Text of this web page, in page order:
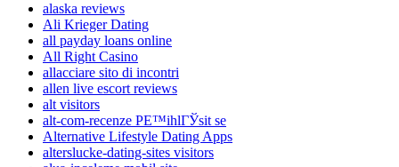
alaska reviews
Ali Krieger Dating
all payday loans online
All Right Casino
allacciare sito di incontri
allen live escort reviews
alt visitors
alt-com-recenze PЕ™ihlГЎsit se
Alternative Lifestyle Dating Apps
alterslucke-dating-sites visitors